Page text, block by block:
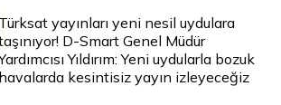
Türksat yayınları yeni nesil uydulara
D-Smart Genel Müdür
Yıldırım: Yeni uydularla bozuk
havalarda kesintisiz yayın izleyeceğiz